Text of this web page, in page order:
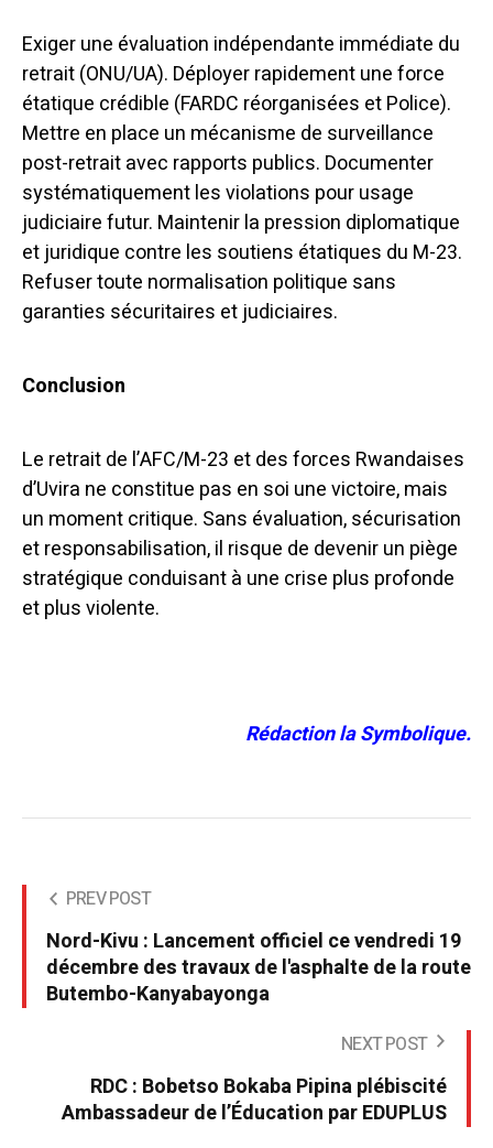
Exiger une évaluation indépendante immédiate du
retrait (ONU/UA). Déployer rapidement une force
étatique crédible (FARDC réorganisées et Police).
Mettre en place un mécanisme de surveillance
post-retrait avec rapports publics. Documenter
systématiquement les violations pour usage
judiciaire futur. Maintenir la pression diplomatique
et juridique contre les soutiens étatiques du M-23.
Refuser toute normalisation politique sans
garanties sécuritaires et judiciaires.
Conclusion
Le retrait de l’AFC/M-23 et des forces Rwandaises
d’Uvira ne constitue pas en soi une victoire, mais
un moment critique. Sans évaluation, sécurisation
et responsabilisation, il risque de devenir un piège
stratégique conduisant à une crise plus profonde
et plus violente.
Rédaction la Symbolique.
PREV POST
Nord-Kivu : Lancement officiel ce vendredi 19
décembre des travaux de l'asphalte de la route
Butembo-Kanyabayonga
NEXT POST
RDC : Bobetso Bokaba Pipina plébiscité
Ambassadeur de l’Éducation par EDUPLUS